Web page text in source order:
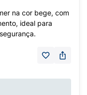
na cor bege, com
ideal para